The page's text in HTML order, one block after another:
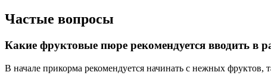
Частые вопросы
Какие фруктовые пюре рекомендуется вводить в
В начале прикорма рекомендуется начинать с нежных